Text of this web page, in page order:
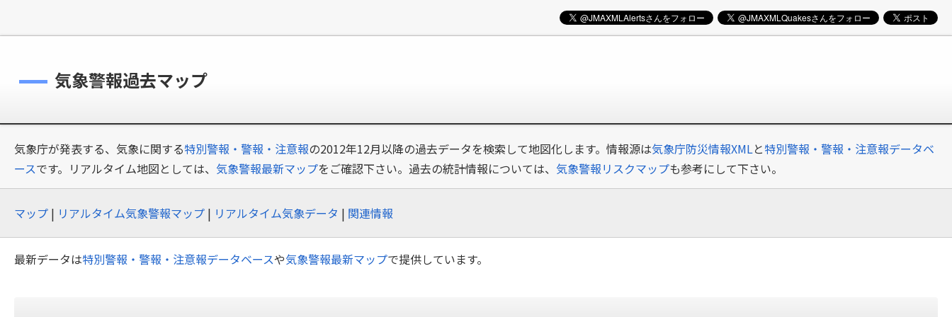
気象警報過去マップ
気象庁が発表する、気象に関する特別警報・警報・注意報の2012年12月以降の過去データを検索して地図化します。情報源は気象庁防災情報XMLと特別警報・警報・注意報データベ
ースです。リアルタイム地図としては、 気象警報最新マップをご確認下さい。過去の統計情報については、 気象警報リスクマップも参考にして下さい。
マップ | リアルタイム気象警報マップ | リアルタイム気象データ | 関連情報
最新データは特別警報・警報・注意報データベースや気象警報最新マップで提供しています。